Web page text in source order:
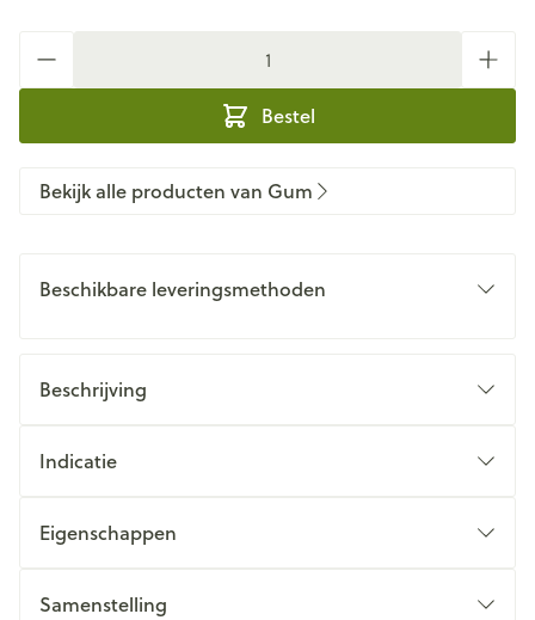
Bestel
Bekijk alle producten van Gum
Beschikbare leveringsmethoden
Beschrijving
Indicatie
Eigenschappen
Samenstelling